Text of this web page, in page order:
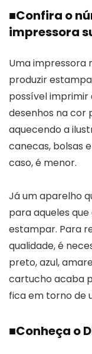
■Confira o
impressora
Uma impressora
produzir
possível
desenhos na cor
aquecendo a
canecas, bolsas
caso, é menor.
Já um aparelho
para aqueles
estampar. Para
qualidade, é
preto, azul,
cartucho acaba
fica em torno de
■Conheça o